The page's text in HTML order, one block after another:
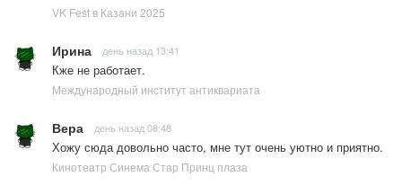
VK Fest в Казани 2025
Ирина день назад 13:41
Кже не работает.
Международный институт антиквариата
Вера день назад 08:48
Хожу сюда довольно часто, мне тут очень уютно и приятно.
Кинотеатр Синема Стар Принц плаза